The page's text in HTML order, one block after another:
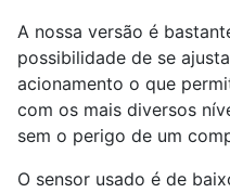
A nossa versão é
possibilidade de se
acionamento o que
com os mais diversos
sem o perigo de um
O sensor usado é de